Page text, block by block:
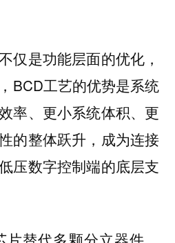
仅是功能层面的优化，
BCD工艺的优势是系统
率、更小系统体积、更
的整体跃升，成为连接
压数字控制端的底层支
片替代多颗分立器件，